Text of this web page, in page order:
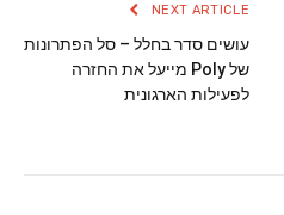
NEXT ARTICLE
עושים סדר בחלל – סל הפתרונות
של Poly מייעל את החזרה
לפעילות הארגונית